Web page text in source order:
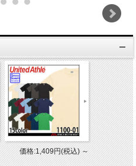
価格:1,409円(税込)～